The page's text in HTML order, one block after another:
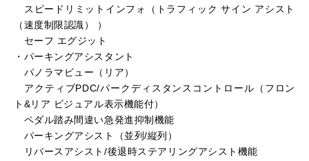
スピードリミットインフォ（トラフィック サイン アシスト
（速度制限認識） ）
セーフ エグジット
・パーキングアシスタント
パノラマビュー（リア）
アクティブPDC/パークディスタンスコントロール（フロン
ト&リア ビジュアル表示機能付）
ペダル踏み間違い急発進抑制機能
パーキングアシスト（並列/縦列）
リバースアシスト/後退時ステアリングアシスト機能